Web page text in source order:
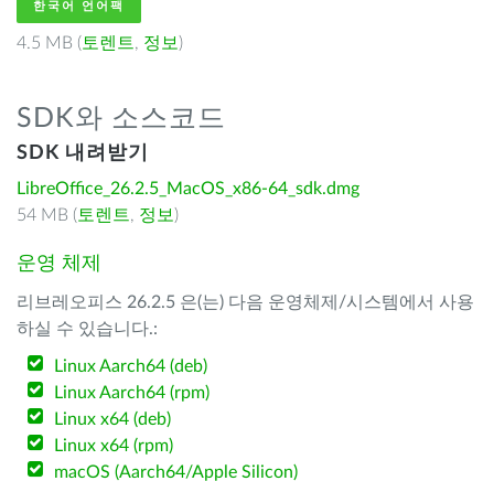
한국어 언어팩
4.5 MB ( 토렌트, 정보 )
SDK와 소스코드
SDK 내려받기
LibreOffice_26.2.5_MacOS_x86-64_sdk.dmg
54 MB ( 토렌트, 정보 )
운영 체제
리브레오피스 26.2.5 은(는) 다음 운영체제/시스템에서 사용
하실 수 있습니다.:
Linux Aarch64 (deb)
Linux Aarch64 (rpm)
Linux x64 (deb)
Linux x64 (rpm)
macOS (Aarch64/Apple Silicon)